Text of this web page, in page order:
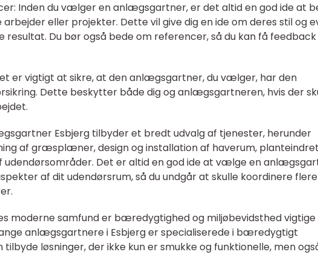
Inden du vælger en anlægsgartner, er det altid en god ide at
eller projekter. Dette vil give dig en ide om deres stil og
resultat. Du bør også bede om referencer, så du kan få
er vigtigt at sikre, at den anlægsgartner, du vælger, har den
Dette beskytter både dig og anlægsgartneren, hvis der
Esbjerg tilbyder et bredt udvalg af tjenester, herunder
af græsplæner, design og installation af haverum,
udendørsområder. Det er altid en god ide at vælge en
af dit udendørsrum, så du undgår at skulle koordinere flere
moderne samfund er bæredygtighed og miljøbevidsthed vigtige
anlægsgartnere i Esbjerg er specialiserede i bæredygtigt
tilbyde løsninger, der ikke kun er smukke og funktionelle, men